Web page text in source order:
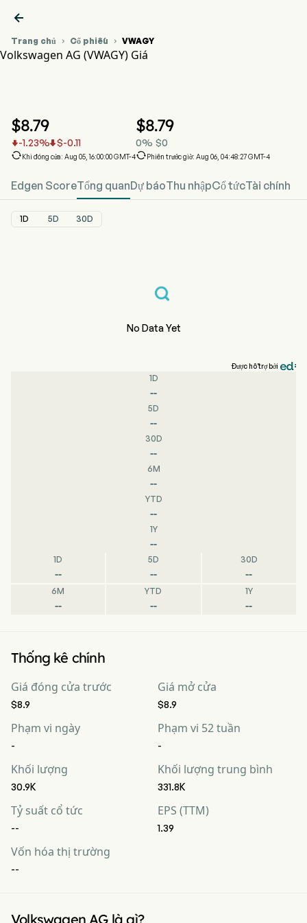

Trang chủ  Cổ phiếu  VWAGY
Volkswagen AG (VWAGY) Giá
$8.79
-1.23% $-0.11
Khi đóng cửa: Aug 05, 16:00:00 GMT-4
$8.79
0% $0
Phiên trước giờ: Aug 06, 04:48:27 GMT-4
Edgen ScoreTổng quanDự báoThu nhậpCổ tứcTài chính
1D 5D 30D
No Data Yet
Được hỗ trợ bởi
1D
--
5D
--
30D
--
6M
--
YTD
--
1Y
--
1D
--
5D
--
30D
--
6M
--
YTD
--
1Y
--
Thống kê chính
Giá đóng cửa trước
$8.9
Giá mở cửa
$8.9
Phạm vi ngày
-
Phạm vi 52 tuần
-
Khối lượng
30.9K
Khối lượng trung bình
331.8K
Tỷ suất cổ tức
--
EPS (TTM)
1.39
Vốn hóa thị trường
--
Volkswagen AG là gì?